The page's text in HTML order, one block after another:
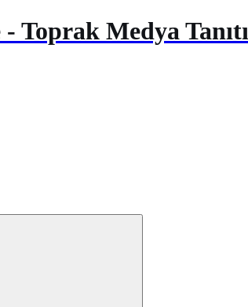
Toprak Medya